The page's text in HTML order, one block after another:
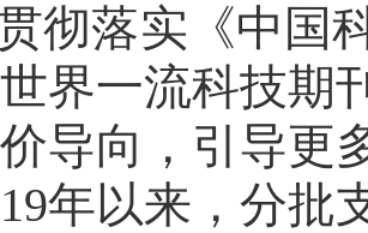
彻落实《中国
界一流科技期
导向，引导更
年以来，分批